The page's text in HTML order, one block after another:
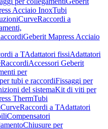
Acciaio InoxTubi
CurveRaccordi a
Geberit Mapress Acciaio
a TAdattatori fissiAdattatori
RaccordiAccessori Geberit
per
tubi e raccordiFissaggi per
del sistemaKit di viti per
ThermTubi
CurveRaccordi a TAdattatori
Compensatori
Chiusure per